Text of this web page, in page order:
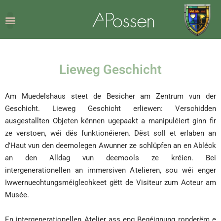
Lieweg Geschicht
Am Muedelshaus steet de Besicher am Zentrum vun der
Geschicht. Lieweg Geschicht erliewen: Verschidden
ausgestallten Objeten kënnen ugepaakt a manipuléiert ginn fir
ze verstoen, wéi dës funktionéieren. Dëst soll et erlaben an
d’Haut vun den deemolegen Awunner ze schlüpfen an en Abléck
an den Alldag vun deemools ze kréien. Bei
intergenerationellen an immersiven Atelieren, sou wéi enger
Iwwernuechtungsméiglechkeet gëtt de Visiteur zum Acteur am
Musée.